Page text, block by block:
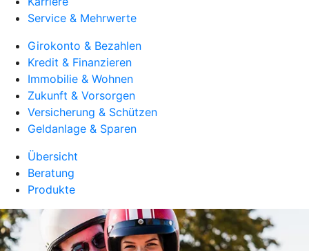
Service & Mehrwerte
Girokonto & Bezahlen
Kredit & Finanzieren
Immobilie & Wohnen
Zukunft & Vorsorgen
Versicherung & Schützen
Geldanlage & Sparen
Übersicht
Beratung
Produkte